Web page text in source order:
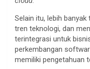
Selain itu, lebih
tren teknologi, dan
terintegrasi untuk
perkembangan
memiliki pengetahuan